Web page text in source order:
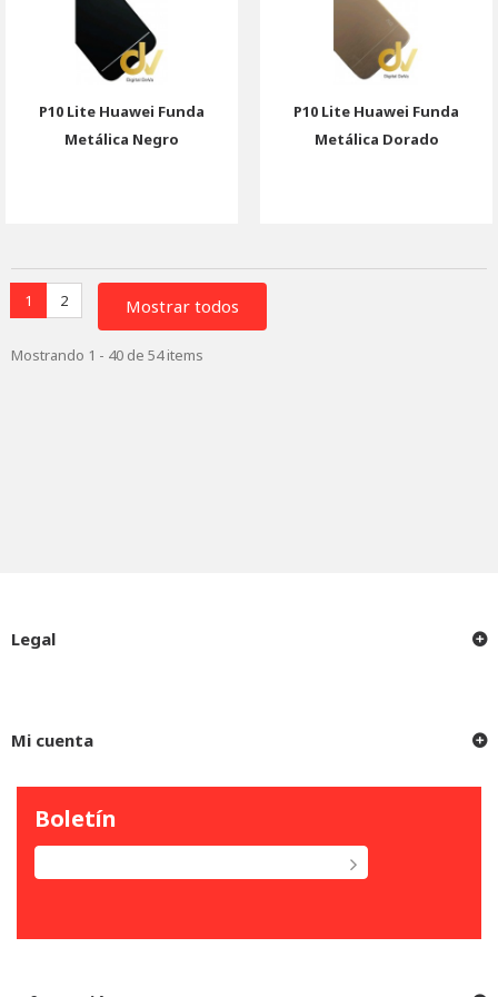
P10 Lite Huawei Funda
Metálica Negro
P10 Lite Huawei Funda
Metálica Dorado
Mostrar todos
1 2
Mostrando 1 - 40 de 54 items
Legal
Mi cuenta
Boletín